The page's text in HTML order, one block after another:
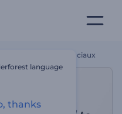
Des Sites Web Sociaux
language
thanks